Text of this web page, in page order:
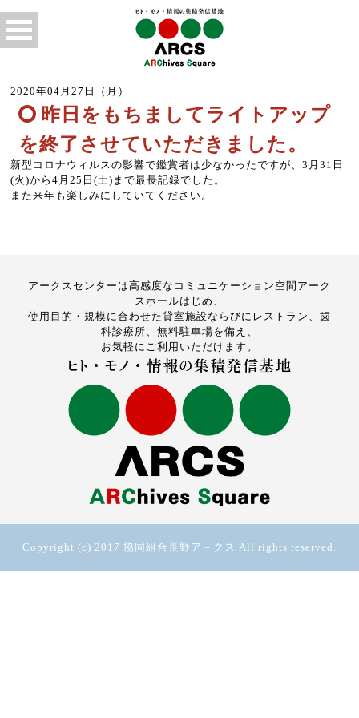
2020年04月27日（月）
昨日をもちましてライトアップ
を終了させていただきました。
新型コロナウィルスの影響で鑑賞者は少なかったですが、3月31日
(火)から4月25日(土)まで最長記録でした。
また来年も楽しみにしていてください。
アークスセンターは高感度なコミュニケーション空間アーク
スホールはじめ、
使用目的・規模に合わせた貸室施設ならびにレストラン、歯
科診療所、無料駐車場を備え、
お気軽にご利用いただけます。
Copyright (c) 2017 協同組合長野ア－クス All rights reserved.